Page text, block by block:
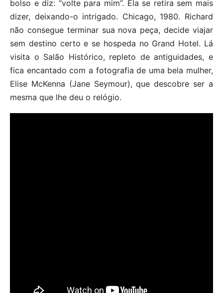
bolso e diz: “volte para mim”. Ela se retira sem mais
dizer, deixando-o intrigado. Chicago, 1980. Richard
não consegue terminar sua nova peça, decide viajar
sem destino certo e se hospeda no Grand Hotel. Lá
visita o Salão Histórico, repleto de antiguidades, e
fica encantado com a fotografia de uma bela mulher,
Elise McKenna (Jane Seymour), que descobre ser a
mesma que lhe deu o relógio.